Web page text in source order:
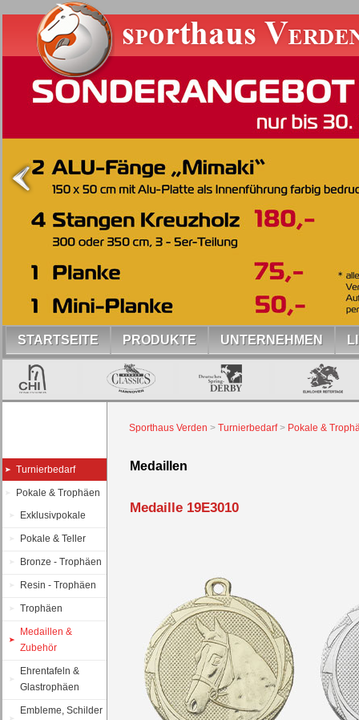
STARTSEITE PRODUKTE UNTERNEHMEN
Turnierbedarf
Pokale & Trophäen
Exklusivpokale
Pokale & Teller
Bronze - Trophäen
Resin - Trophäen
Trophäen
Medaillen &
Zubehör
Ehrentafeln &
Glastrophäen
Embleme, Schilder
Sporthaus Verden > Turnierbedarf> Pokale &
Medaillen
Medaille 19E3010